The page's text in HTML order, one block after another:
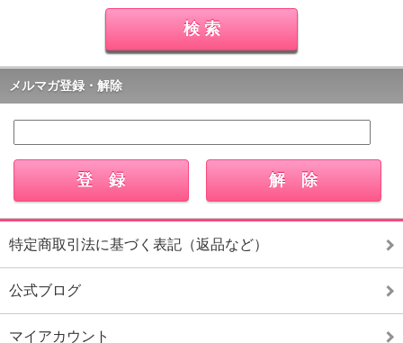
メルマガ登録・解除
特定商取引法に基づく表記（返品など）
公式ブログ
マイアカウント